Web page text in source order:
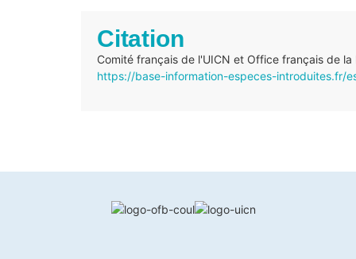
Citation
Comité français de l'UICN et Office français de
https://base-information-especes-introduites.fr/